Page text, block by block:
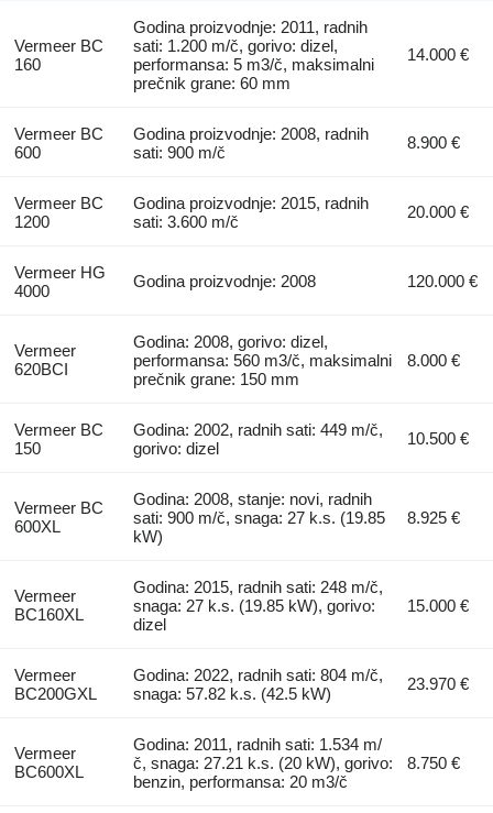
Vermeer BC
160
Godina proizvodnje: 2011, radnih
sati: 1.200 m/č, gorivo: dizel,
performansa: 5 m3/č, maksimalni
prečnik grane: 60 mm
14.000 €
Vermeer BC
600
Godina proizvodnje: 2008, radnih
sati: 900 m/č
8.900 €
Vermeer BC
1200
Godina proizvodnje: 2015, radnih
sati: 3.600 m/č
20.000 €
Vermeer HG
4000
Godina proizvodnje: 2008 120.000 €
Vermeer
620BCI
Godina: 2008, gorivo: dizel,
performansa: 560 m3/č, maksimalni
prečnik grane: 150 mm
8.000 €
Vermeer BC
150
Godina: 2002, radnih sati: 449 m/č,
gorivo: dizel
10.500 €
Vermeer BC
600XL
Godina: 2008, stanje: novi, radnih
sati: 900 m/č, snaga: 27 k.s. (19.85
kW)
8.925 €
Vermeer
BC160XL
Godina: 2015, radnih sati: 248 m/č,
snaga: 27 k.s. (19.85 kW), gorivo:
dizel
15.000 €
Vermeer
BC200GXL
Godina: 2022, radnih sati: 804 m/č,
snaga: 57.82 k.s. (42.5 kW)
23.970 €
Vermeer
BC600XL
Godina: 2011, radnih sati: 1.534 m/
č, snaga: 27.21 k.s. (20 kW), gorivo:
benzin, performansa: 20 m3/č
8.750 €